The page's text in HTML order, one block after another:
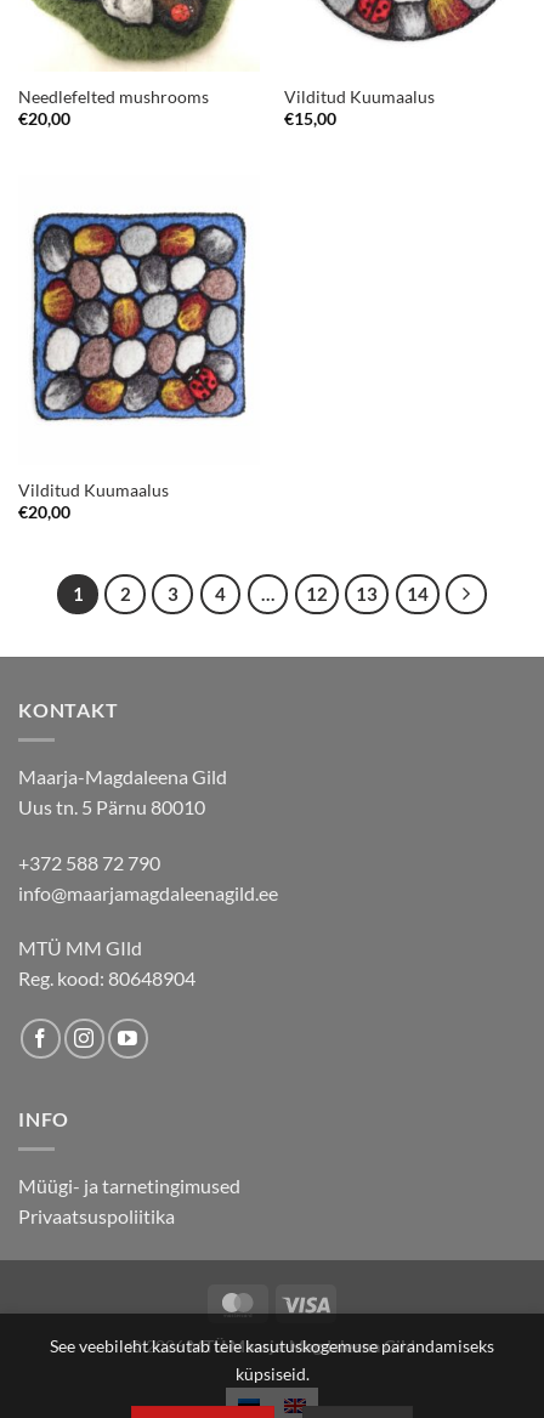
Needlefelted mushrooms
€20,00
Vilditud Kuumaalus
€15,00
Vilditud Kuumaalus
€20,00
1 2 3 4 … 12 13 14
KONTAKT
Maarja-Magdaleena Gild
Uus tn. 5 Pärnu 80010
+372 588 72 790
info@maarjamagdaleenagild.ee
MTÜ MM GIld
Reg. kood: 80648904
INFO
Müügi- ja tarnetingimused
Privaatsuspoliitika
MasterCard
© 2026MTÜ Maarja-Magdaleena Gild
See veebileht kasutab teie kasutuskogemuse parandamiseks
küpsiseid.